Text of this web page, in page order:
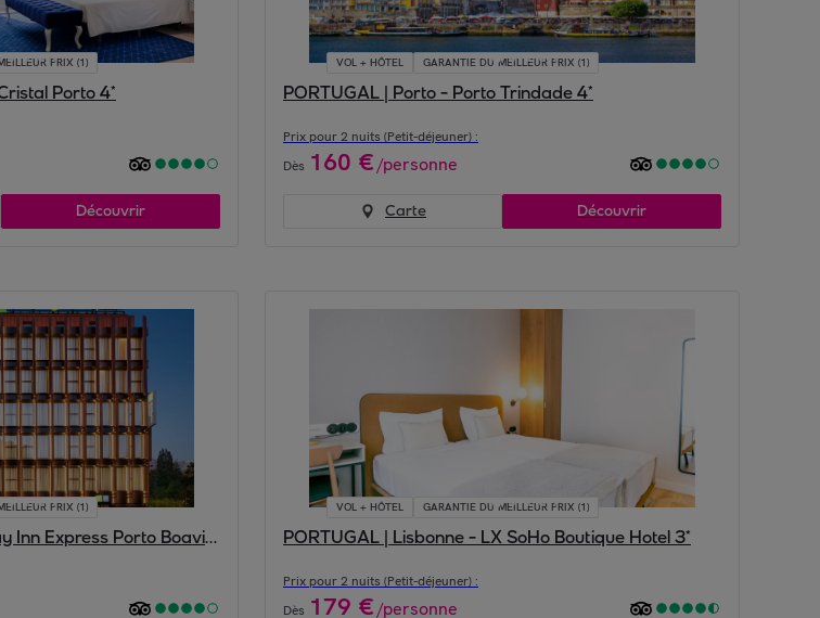
PRIX (1)
Porto 4*
Découvrir
VOL + HÔTEL GARANTIE DU MEILLEUR PRIX (1)
PORTUGAL | Porto - Porto Trindade 4*
Prix pour 2 nuits (Petit-déjeuner) :
Dès 160 €/personne
Carte Découvrir
PRIX (1)
PORTUGAL | Porto - Holiday Inn Express Porto Boavista by IHG 3*
VOL + HÔTEL GARANTIE DU MEILLEUR PRIX (1)
PORTUGAL | Lisbonne - LX SoHo Boutique Hotel 3*
Prix pour 2 nuits (Petit-déjeuner) :
Dès 179 €/personne